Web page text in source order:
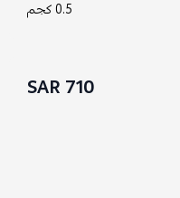
0.5 كجم
710 SAR